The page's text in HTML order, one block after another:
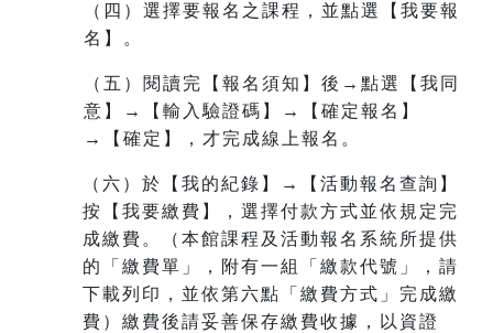
（四）選擇要報名之課程，並點選【我要報
名】。
（五）閱讀完【報名須知】後→點選【我同
意】→【輸入驗證碼】→【確定報名】
→【確定】，才完成線上報名。
（六）於【我的紀錄】→【活動報名查詢】
按【我要繳費】，選擇付款方式並依規定完
成繳費。（本館課程及活動報名系統所提供
的「繳費單」，附有一組
「繳款代號」，請
下載列印，並依第六點「繳費方式」完成繳
費）繳費後請妥善保存繳費收據，以資證